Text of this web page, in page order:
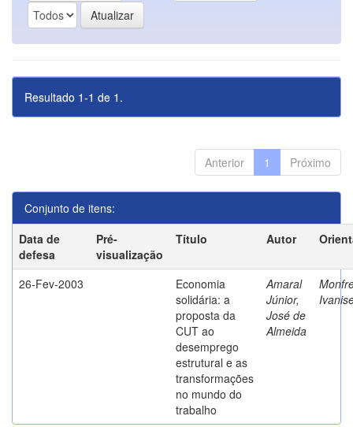
Resultado 1-1 de 1.
Anterior 1 Próximo
Conjunto de itens:
Data de
defesa
Pré-
visualização
Título Autor
26-Fev-2003
Economia
solidária: a
proposta da
CUT ao
desemprego
estrutural e as
transformações
no mundo do
trabalho
Amaral
Júnior,
José de
Almeida